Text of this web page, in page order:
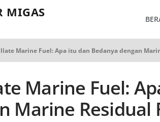
MIGAS
Marine Fuel: Apa itu dan Bedanya dengan
Marine Fuel:
Marine Residual